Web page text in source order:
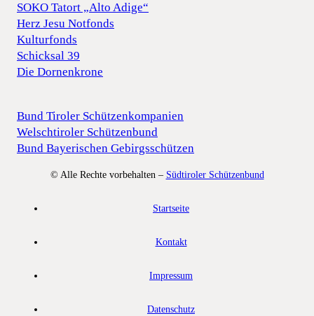
SOKO Tatort „Alto Adige“
Herz Jesu Notfonds
Kulturfonds
Schicksal 39
Die Dornenkrone
Bund Tiroler Schützenkompanien
Welschtiroler Schützenbund
Bund Bayerischen Gebirgsschützen
© Alle Rechte vorbehalten – Südtiroler Schützenbund
Startseite
Kontakt
Impressum
Datenschutz